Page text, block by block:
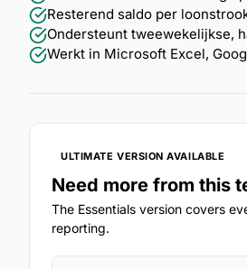
Resterend saldo per
Ondersteunt tweewekelijkse,
Werkt in Microsoft Excel,
ULTIMATE VERSION AVAILABLE
Need more from this
The Essentials version covers
reporting.